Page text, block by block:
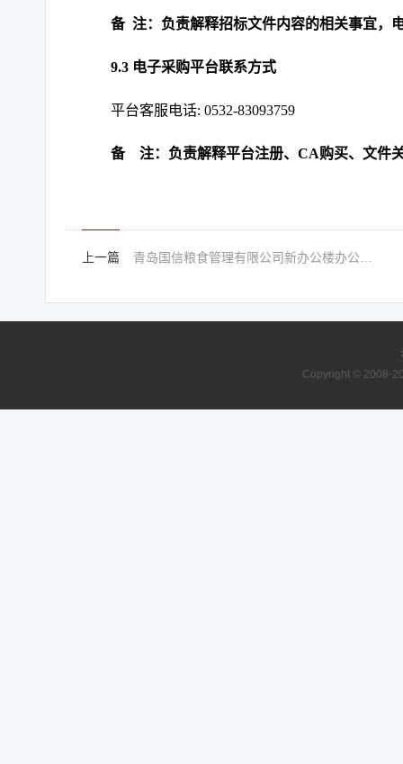
备 注：负责解释招标文件内容的相关事宜，
9.3 电子采购平台联系方式
平台客服电话: 0532-83093759
备 注：负责解释平台注册、CA购买、文件
上一篇
Copyright © 2008-